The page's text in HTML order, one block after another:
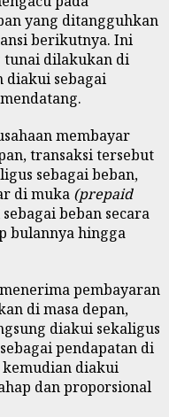
yang ditangguhkan
berikutnya. Ini
tunai dilakukan di
diakui sebagai
membayar
transaksi tersebut
sebagai beban,
di muka (prepaid
beban secara
bulannya hingga
pembayaran
di masa depan,
diakui sekaligus
pendapatan di
diakui
dan proporsional